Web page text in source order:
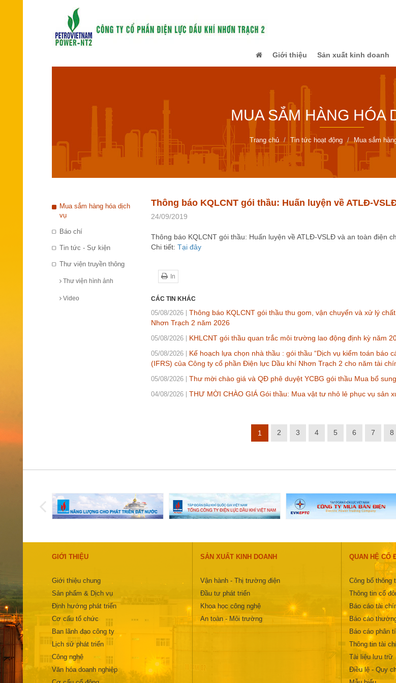
Giới thiệu Sản xuất kinh doanh
MUA SẮM HÀNG HÓA
Trang chủ Tin tức hoạt động Mua sắm
Mua sắm hàng hóa dịch
vụ
Báo chí
Tin tức - Sự kiện
Thư viện truyền thông
Thư viện hình ảnh
Video
Thông báo KQLCNT gói thầu: Huấn luyện về ATLĐ-
24/09/2019
Thông báo KQLCNT gói thầu: Huấn luyện về ATLĐ-VSLĐ và an toàn điện
Chi tiết: Tại đây
In
CÁC TIN KHÁC
05/08/2026
Thông báo KQLCNT gói thầu thu gom, vận chuyển và xử lý
Nhơn Trạch 2 năm 2026
05/08/2026 KHLCNT gói thầu quan trắc môi trường lao động định kỳ năm
05/08/2026
Kế hoạch lựa chọn nhà thầu : gói thầu “Dịch vụ kiểm toán
(IFRS) của Công ty cổ phần Điện lực Dầu khí Nhơn Trạch 2 cho năm tài
05/08/2026 Thư mời chào giá và QĐ phê duyệt YCBG gói thầu Mua bổ
04/08/2026 THƯ MỜI CHÀO GIÁ Gói thầu: Mua vật tư nhỏ lẻ phục vụ sản
1 2 3 4 5 6 7 8
GIỚI THIỆU
Giới thiệu chung
Sản phẩm & Dịch vụ
Định hướng phát triển
Cơ cấu tổ chức
Ban lãnh đạo công ty
Lịch sử phát triển
Công nghệ
Văn hóa doanh nghiệp
SẢN XUẤT KINH DOANH
Vận hành - Thị trường điện
Đầu tư phát triển
Khoa học công nghệ
An toàn - Môi trường
QUAN HỆ CỔ
Công bố thông
Thông tin cổ
Báo cáo tài
Báo cáo
Báo cáo phân
Thông tin tài
Tài liệu lưu trữ
Điều lệ - Quy